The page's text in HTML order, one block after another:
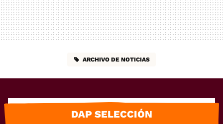
ARCHIVO DE NOTICIAS
DAP SELECCIÓN